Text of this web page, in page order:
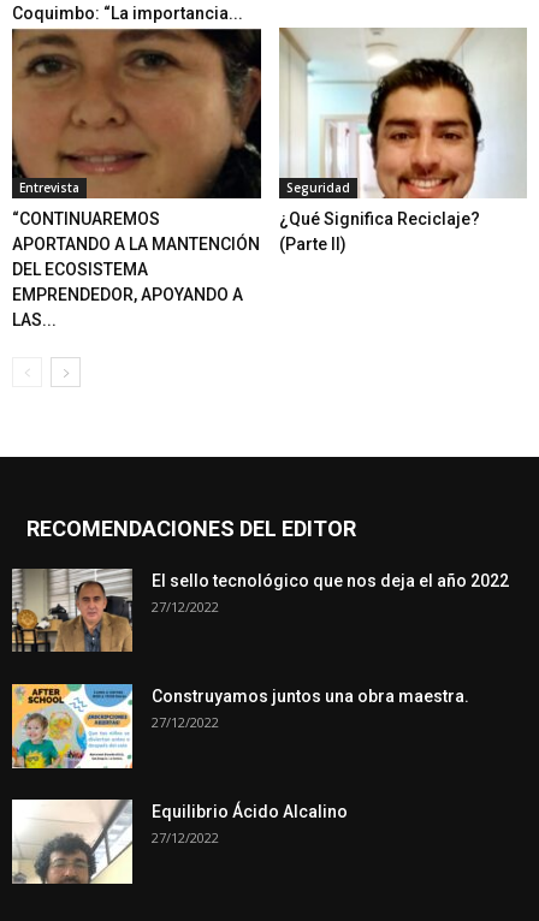
Coquimbo: “La importancia...
Entrevista
“CONTINUAREMOS
APORTANDO A LA MANTENCIÓN
DEL ECOSISTEMA
EMPRENDEDOR, APOYANDO A
LAS...
Seguridad
¿Qué Significa Reciclaje?
(Parte II)
RECOMENDACIONES DEL EDITOR
El sello tecnológico que nos deja el año 2022
27/12/2022
Construyamos juntos una obra maestra.
27/12/2022
Equilibrio Ácido Alcalino
27/12/2022